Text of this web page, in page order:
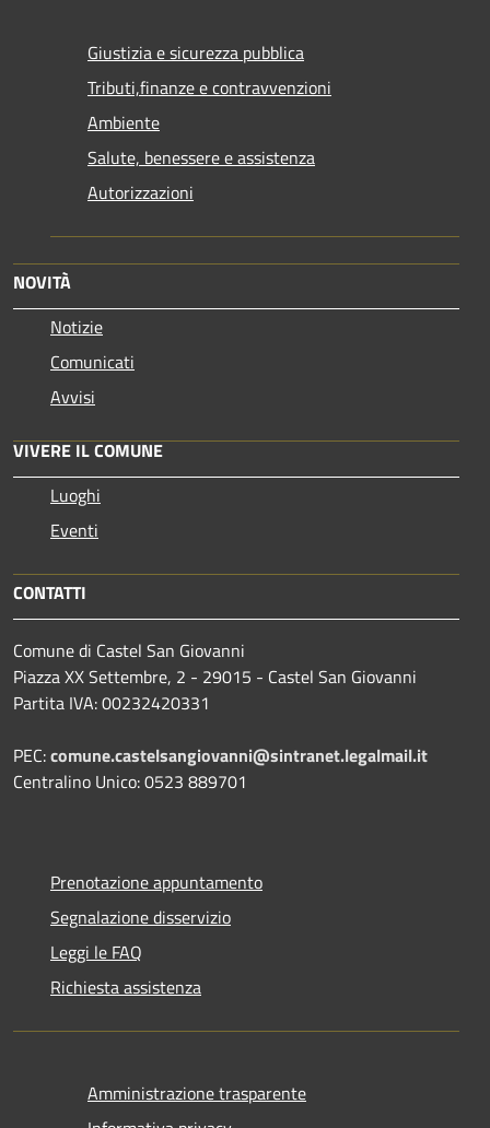
Giustizia e sicurezza pubblica
Tributi,finanze e contravvenzioni
Ambiente
Salute, benessere e assistenza
Autorizzazioni
NOVITÀ
Notizie
Comunicati
Avvisi
VIVERE IL COMUNE
Luoghi
Eventi
CONTATTI
Comune di Castel San Giovanni
Piazza XX Settembre, 2 - 29015 - Castel San Giovanni
Partita IVA: 00232420331
PEC:comune.castelsangiovanni@sintranet.legalmail.it
Centralino Unico: 0523 889701
Prenotazione appuntamento
Segnalazione disservizio
Leggi le FAQ
Richiesta assistenza
Amministrazione trasparente